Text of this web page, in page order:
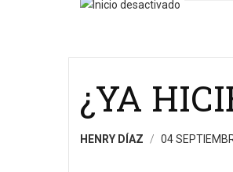
¿YA
HENRY DÍAZ 04